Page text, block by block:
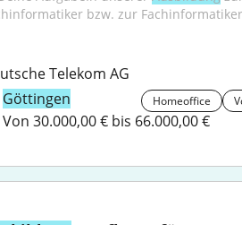
bzw. zur
Telekom AG
Göttingen
Homeoffice
Von 30.000,00 € bis 66.000,00 €